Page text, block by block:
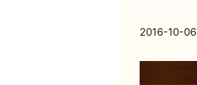
2016-10-06